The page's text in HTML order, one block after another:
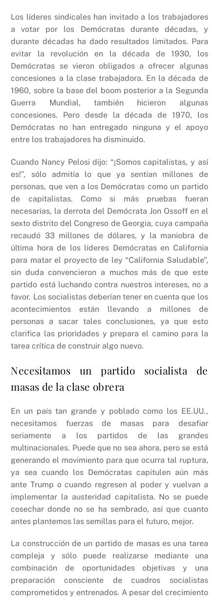
Los líderes sindicales han invitado a los trabajadores
a votar por los Demócratas durante décadas, y
durante décadas ha dado resultados limitados. Para
evitar la revolución en la década de 1930, los
Demócratas se vieron obligados a ofrecer algunas
concesiones a la clase trabajadora. En la década de
1960, sobre la base del boom posterior a la Segunda
Guerra Mundial, también hicieron algunas
concesiones. Pero desde la década de 1970, los
Demócratas no han entregado ninguna y el apoyo
entre los trabajadores ha disminuido.
Cuando Nancy Pelosi dijo: “¡Somos capitalistas, y así
es!”, sólo admitía lo que ya sentían millones de
personas, que ven a los Demócratas como un partido
de capitalistas. Como si más pruebas fueran
necesarias, la derrota del Demócrata Jon Ossoff en el
sexto distrito del Congreso de Georgia, cuya campaña
recaudó 33 millones de dólares, y la maniobra de
última hora de los líderes Demócratas en California
para matar el proyecto de ley “California Saludable”,
sin duda convencieron a muchos más de que este
partido está luchando contra nuestros intereses, no a
favor. Los socialistas deberían tener en cuenta que los
acontecimientos están llevando a millones de
personas a sacar tales conclusiones, ya que esto
clarifica las prioridades y prepara el camino para la
tarea crítica de construir algo nuevo.
Necesitamos un partido socialista de
masas de la clase obrera
En un país tan grande y poblado como los EE.UU.,
necesitamos fuerzas de masas para desafiar
seriamente a los partidos de las grandes
multinacionales. Puede que no sea ahora, pero se está
generando el movimiento para que ocurra tal ruptura,
ya sea cuando los Demócratas capitulen aún más
ante Trump o cuando regresen al poder y vuelvan a
implementar la austeridad capitalista. No se puede
cosechar donde no se ha sembrado, así que cuanto
antes plantemos las semillas para el futuro, mejor.
La construcción de un partido de masas es una tarea
compleja y sólo puede realizarse mediante una
combinación de oportunidades objetivas y una
preparación consciente de cuadros socialistas
comprometidos y entrenados. A pesar del crecimiento